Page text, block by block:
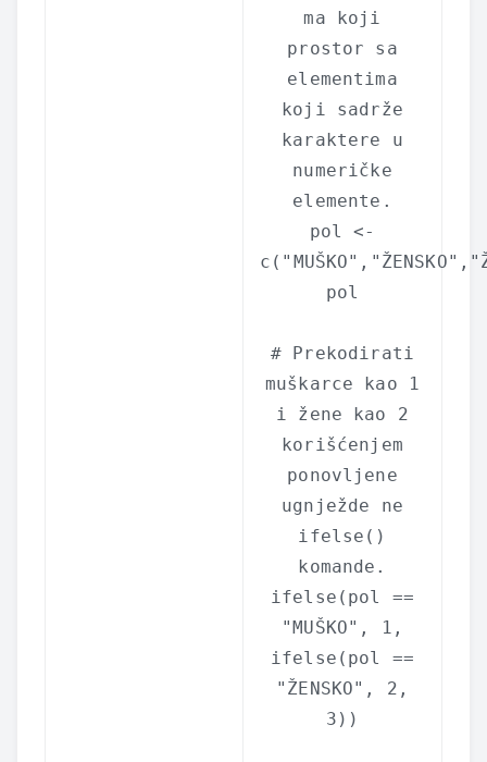
ma koji
prostor sa
elementima
koji sadrže
karaktere u
numeričke
elemente.
pol <-
c ( "MUŠKO" , "ŽENSKO" ,
pol
# Prekodirati
muškarce kao 1
i žene kao 2
korišćenjem
ponovljene
ugnježde ne
ifelse()
komande.
ifelse (pol ==
"MUŠKO" , 1,
ifelse (pol ==
"ŽENSKO" , 2,
3))